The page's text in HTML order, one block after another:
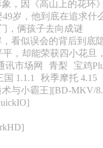
，因《高山上的花环
岁，他到底在追求什
，俩孩子去向成谜
看似误会的背后到底
，却能荣获四小花旦
讯市场网 青梨 宝鸡
国 1.1.1 秋季摩托 4.15
与小霸王][BD-MKV/